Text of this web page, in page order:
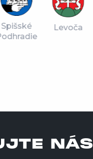
Spišské
Levoča
NÁS